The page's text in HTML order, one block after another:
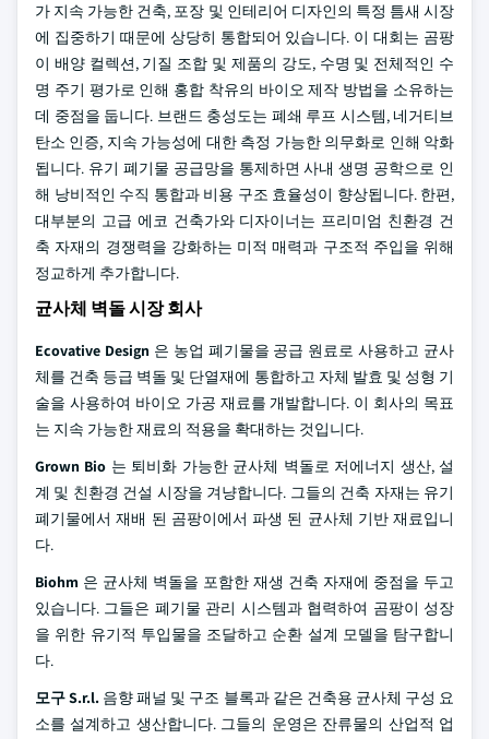
가 지속 가능한 건축, 포장 및 인테리어 디자인의 특정 틈새 시장
에 집중하기 때문에 상당히 통합되어 있습니다. 이 대회는 곰팡
이 배양 컬렉션, 기질 조합 및 제품의 강도, 수명 및 전체적인 수
명 주기 평가로 인해 홍합 착유의 바이오 제작 방법을 소유하는
데 중점을 둡니다. 브랜드 충성도는 폐쇄 루프 시스템, 네거티브
탄소 인증, 지속 가능성에 대한 측정 가능한 의무화로 인해 악화
됩니다. 유기 폐기물 공급망을 통제하면 사내 생명 공학으로 인
해 낭비적인 수직 통합과 비용 구조 효율성이 향상됩니다. 한편,
대부분의 고급 에코 건축가와 디자이너는 프리미엄 친환경 건
축 자재의 경쟁력을 강화하는 미적 매력과 구조적 주입을 위해
정교하게 추가합니다.
균사체 벽돌 시장 회사
Ecovative Design 은 농업 폐기물을 공급 원료로 사용하고 균사
체를 건축 등급 벽돌 및 단열재에 통합하고 자체 발효 및 성형 기
술을 사용하여 바이오 가공 재료를 개발합니다. 이 회사의 목표
는 지속 가능한 재료의 적용을 확대하는 것입니다.
Grown Bio 는 퇴비화 가능한 균사체 벽돌로 저에너지 생산, 설
계 및 친환경 건설 시장을 겨냥합니다. 그들의 건축 자재는 유기
폐기물에서 재배 된 곰팡이에서 파생 된 균사체 기반 재료입니
다.
Biohm 은 균사체 벽돌을 포함한 재생 건축 자재에 중점을 두고
있습니다. 그들은 폐기물 관리 시스템과 협력하여 곰팡이 성장
을 위한 유기적 투입물을 조달하고 순환 설계 모델을 탐구합니
다.
모구 S.r.l. 음향 패널 및 구조 블록과 같은 건축용 균사체 구성 요
소를 설계하고 생산합니다. 그들의 운영은 잔류물의 산업적 업